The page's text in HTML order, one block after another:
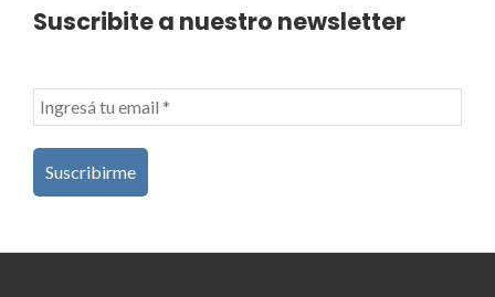
Suscribite a nuestro newsletter